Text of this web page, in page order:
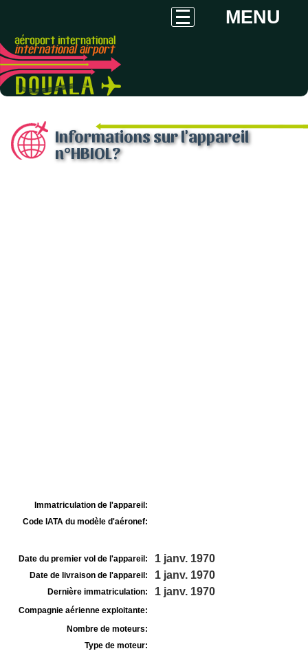
MENU
Informations sur l'appareil
n°HBIOL?
Immatriculation de l'appareil:
Code IATA du modèle d'aéronef:
Date du premier vol de l'appareil: 1 janv. 1970
Date de livraison de l'appareil: 1 janv. 1970
Dernière immatriculation: 1 janv. 1970
Compagnie aérienne exploitante:
Nombre de moteurs:
Type de moteur: